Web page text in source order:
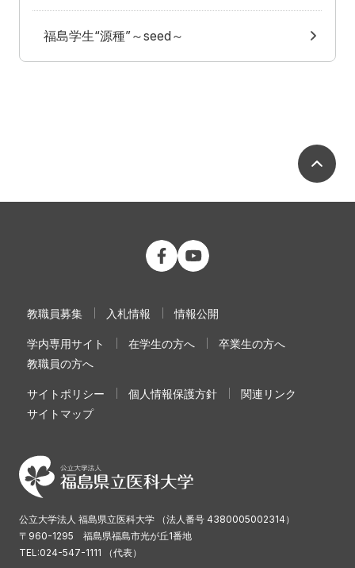
福島学生“源種”～seed～
公立大学法人 福島県立医科大学
教職員募集 入札情報 情報公開
学内専用サイト 在学生の方へ
卒業生の方へ
教職員の方へ
サイトポリシー 個人情報保護方針
関連リンク
サイトマップ
公立大学法人 福島県立医科大学 （法人番号 4380005002314）
〒960-1295 福島県福島市光が丘1番地
TEL:024-547-1111 （代表）